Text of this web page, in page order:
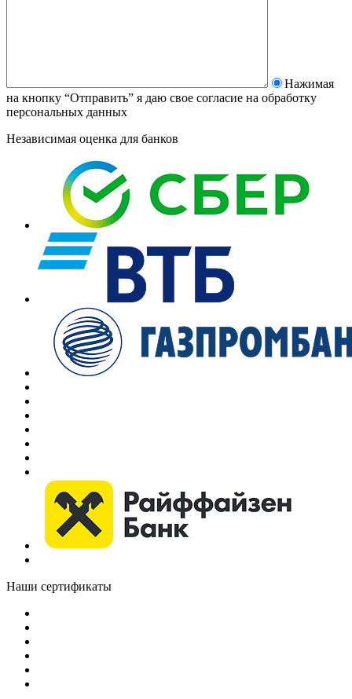
Нажимая
на кнопку “Отправить” я даю свое согласие на обработку
персональных данных
Независимая оценка для банков
Наши сертификаты